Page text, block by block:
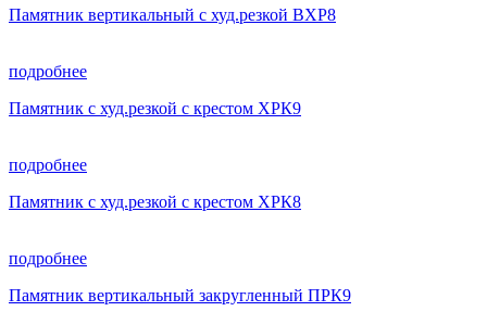
Памятник вертикальный с худ.резкой ВХР8
подробнее
Памятник с худ.резкой с крестом ХРК9
подробнее
Памятник с худ.резкой с крестом ХРК8
подробнее
Памятник вертикальный закругленный ПРК9